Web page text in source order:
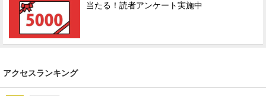
当たる！読者アンケート実施中
アクセスランキング